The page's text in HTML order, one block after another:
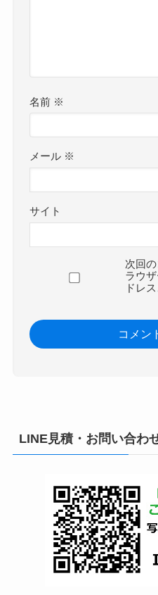
名前 ※
メール ※
サイト
次回
ラウ
ドレ
LINE見積・お問い合わ